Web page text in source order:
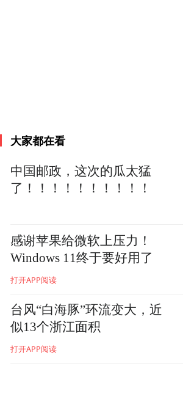
大家都在看
中国邮政，这次的瓜太猛
了！！！！！！！！！！
感谢苹果给微软上压力！
Windows 11终于要好用了
打开APP阅读
台风“白海豚”环流变大，近
似13个浙江面积
打开APP阅读